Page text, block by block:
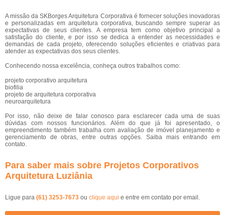
A missão da SKBorges Arquitetura Corporativa é fornecer soluções inovadoras
e personalizadas em arquitetura corporativa, buscando sempre superar as
expectativas de seus clientes. A empresa tem como objetivo principal a
satisfação do cliente, e por isso se dedica a entender as necessidades e
demandas de cada projeto, oferecendo soluções eficientes e criativas para
atender as expectativas dos seus clientes.
Conhecendo nossa excelência, conheça outros trabalhos como:
projeto corporativo arquitetura
biofilia
projeto de arquitetura corporativa
neuroarquitetura
Por isso, não deixe de falar conosco para esclarecer cada uma de suas
dúvidas com nossos funcionários. Além do que já foi apresentado, o
empreendimento também trabalha com avaliação de imóvel planejamento e
gerenciamento de obras, entre outras opções. Saiba mais entrando em
contato.
Para saber mais sobre Projetos Corporativos
Arquitetura Luziânia
Ligue para (61) 3253-7673 ou clique aqui e entre em contato por email.